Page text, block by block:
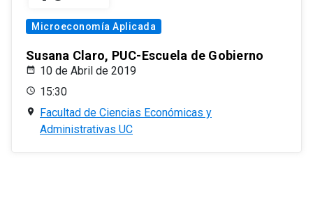
Microeconomía Aplicada
Susana Claro, PUC-Escuela de Gobierno
10 de Abril de 2019
15:30
Facultad de Ciencias Económicas y
Administrativas UC